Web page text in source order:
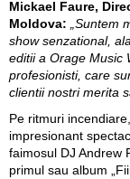
Mickael Faure,
Moldova: „Suntem
show senzational,
editii a Orage Music
profesionisti, care
clientii nostri merita
Pe ritmuri
impresionant
faimosul DJ Andrew
primul sau album